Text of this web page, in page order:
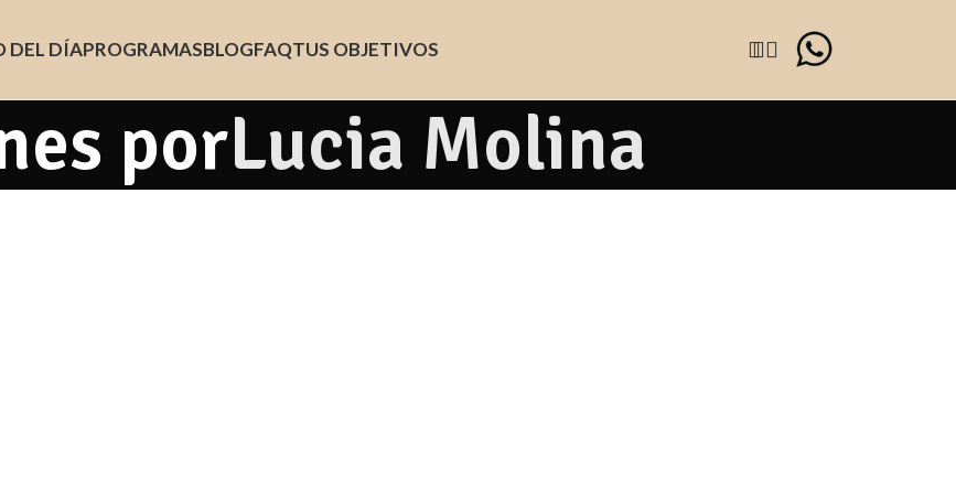
DEL DÍAPROGRAMASBLOGFAQTUS OBJETIVOS
porLucia Molina